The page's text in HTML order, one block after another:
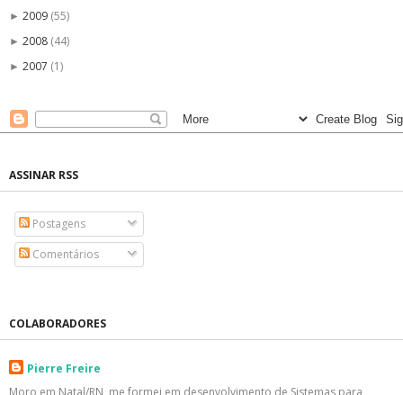
► 2009 (55)
► 2008 (44)
► 2007 (1)
ASSINAR RSS
Postagens
Comentários
COLABORADORES
Pierre Freire
Moro em Natal/RN, me formei em desenvolvimento de Sistemas para